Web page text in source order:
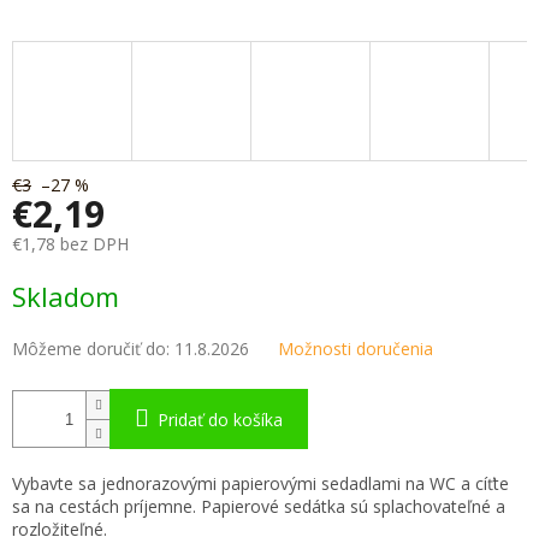
€3 –27 %
€2,19
€1,78 bez DPH
cena:
Skladom
Môžeme doručiť do: 11.8.2026 Možnosti doručenia
Pridať do košíka
Vybavte sa jednorazovými papierovými sedadlami na WC a cíťte
sa na cestách príjemne. Papierové sedátka sú splachovateľné a
rozložiteľné.